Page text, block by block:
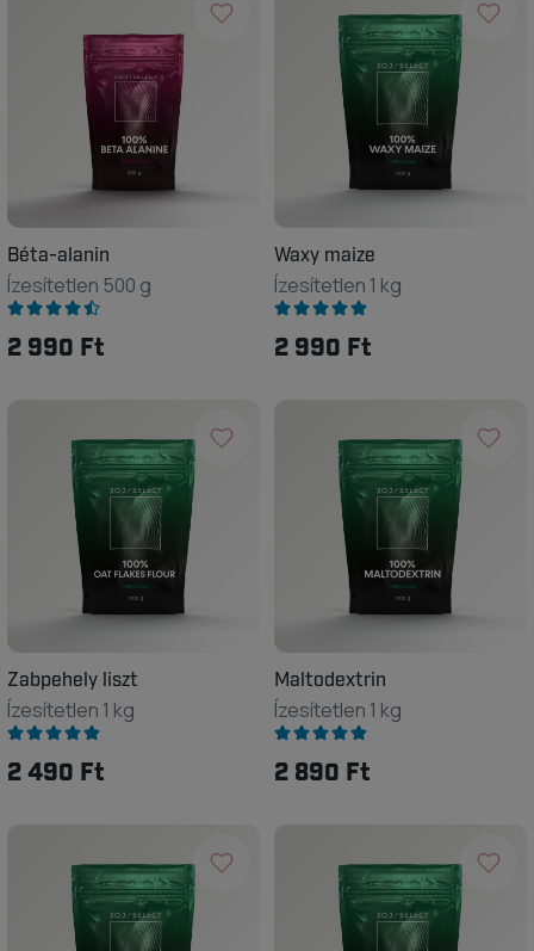
Béta-alanin
Ízesítetlen 500 g
2 990 Ft
Waxy maize
Ízesítetlen 1 kg
2 990 Ft
Zabpehely liszt
Ízesítetlen 1 kg
2 490 Ft
Maltodextrin
Ízesítetlen 1 kg
2 890 Ft